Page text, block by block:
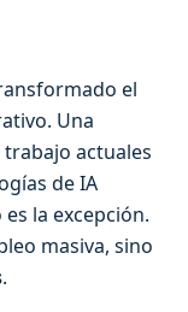
el
Una
actuales
de IA
la excepción.
masiva, sino
.